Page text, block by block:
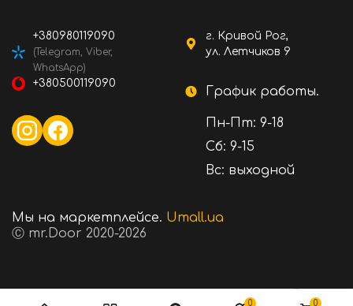
0 0
г. Кривой Рог,
ул. Летчиков 9
График работы.
Пн-Пт: 9-18
Сб: 9-15
Вс: выходной
+380980119090
(Telegram, Viber,
WhatsApp)
+380500119090
Ⓒ mr.Door 2020-2026
Мы на маркетплейсе. Umall.ua